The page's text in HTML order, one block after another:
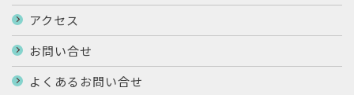
アクセス
お問い合せ
よくあるお問い合せ